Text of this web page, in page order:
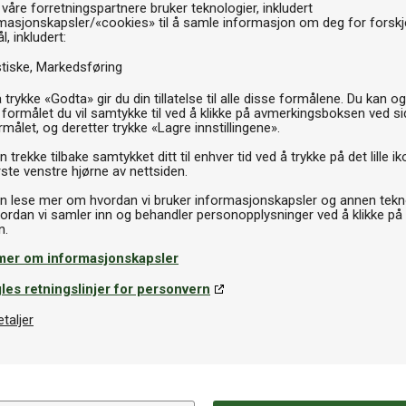
forretningspartnere bruker teknologier, inkludert
«cookies» til å samle informasjon om deg for
inkludert:
Markedsføring
trykke «Godta» gir du din tillatelse til alle disse formålene. Du kan
du vil samtykke til ved å klikke på avmerkingsboksen ved
og deretter trykke «Lagre innstillingene».
trekke tilbake samtykket ditt til enhver tid ved å trykke på det lille
venstre hjørne av nettsiden.
lese mer om hvordan vi bruker informasjonskapsler og annen
vi samler inn og behandler personopplysninger ved å klikke på
om informasjonskapsler
retningslinjer for personvern